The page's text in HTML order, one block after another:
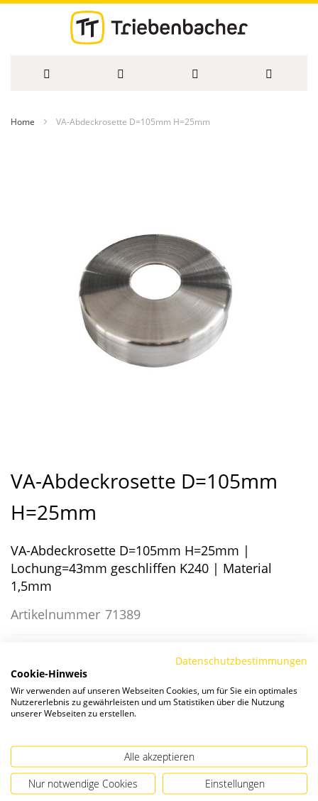
Home VA-Abdeckrosette D=105mm H=25mm
der
Bildergalerie
springen
VA-Abdeckrosette D=105mm
H=25mm
VA-Abdeckrosette D=105mm H=25mm |
Lochung=43mm geschliffen K240 | Material
1,5mm
Artikelnummer 71389
Die Preise verstehen sich zzgl. ges. MwSt. und Versandkosten
Verfügbarkeit:
Angaben zur Produktsicherheit
Datenschutzbestimmungen
Cookie-Hinweis
Wir verwenden auf unseren Webseiten Cookies, um für Sie ein optimales
Nutzererlebnis zu gewährleisten und um Statistiken über die Nutzung
unserer Webseiten zu erstellen.
Alle akzeptieren
Nur notwendige Cookies Einstellungen